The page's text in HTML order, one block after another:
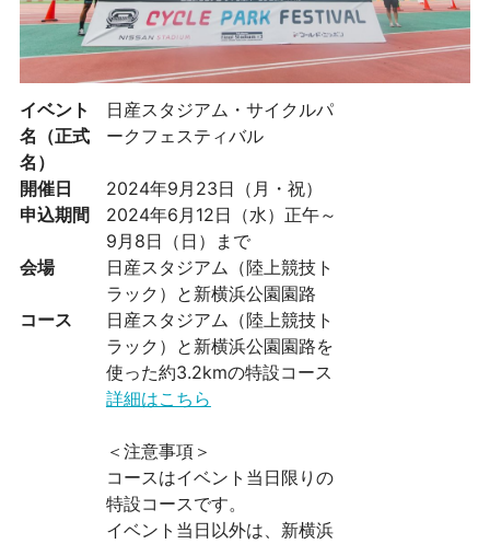
イベント
名（正式
名）
日産スタジアム・サイクルパ
ークフェスティバル
開催日
2024年9月23日（月・祝）
申込期間
2024年6月12日（水）正午～
9月8日（日）まで
会場
日産スタジアム（陸上競技ト
ラック）と新横浜公園園路
コース
日産スタジアム（陸上競技ト
ラック）と新横浜公園園路を
使った約3.2kmの特設コース
詳細はこちら
＜注意事項＞
コースはイベント当日限りの
特設コースです。
イベント当日以外は、新横浜